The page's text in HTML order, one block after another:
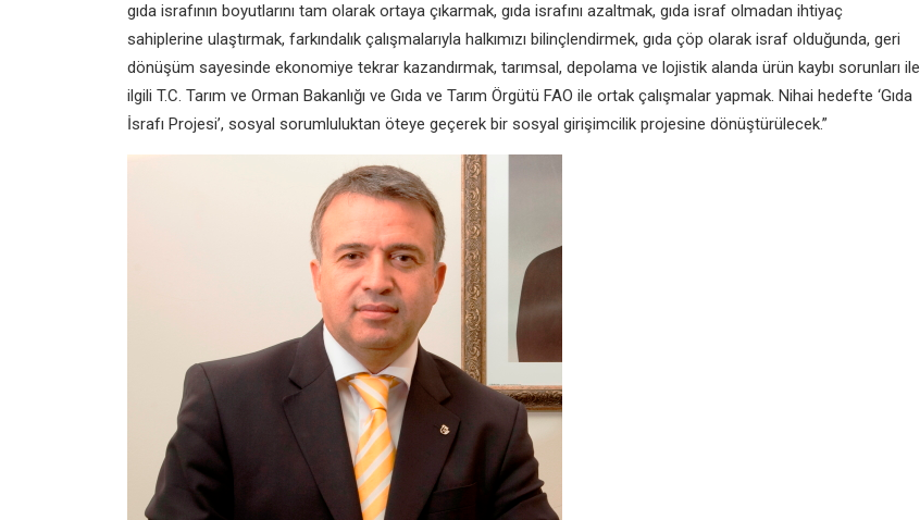
gıda israfının boyutlarını tam olarak ortaya çıkarmak, gıda israfını azaltmak, gıda israf olmadan ihtiyaç
sahiplerine ulaştırmak, farkındalık çalışmalarıyla halkımızı bilinçlendirmek, gıda çöp olarak israf olduğunda, geri
dönüşüm sayesinde ekonomiye tekrar kazandırmak, tarımsal, depolama ve lojistik alanda ürün kaybı sorunları ile
ilgili T.C. Tarım ve Orman Bakanlığı ve Gıda ve Tarım Örgütü FAO ile ortak çalışmalar yapmak. Nihai hedefte ‘Gıda
İsrafı Projesi’, sosyal sorumluluktan öteye geçerek bir sosyal girişimcilik projesine dönüştürülecek.”